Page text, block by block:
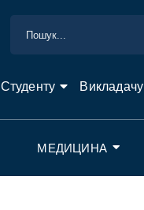
Студенту Викладачу
МЕДИЦИНА